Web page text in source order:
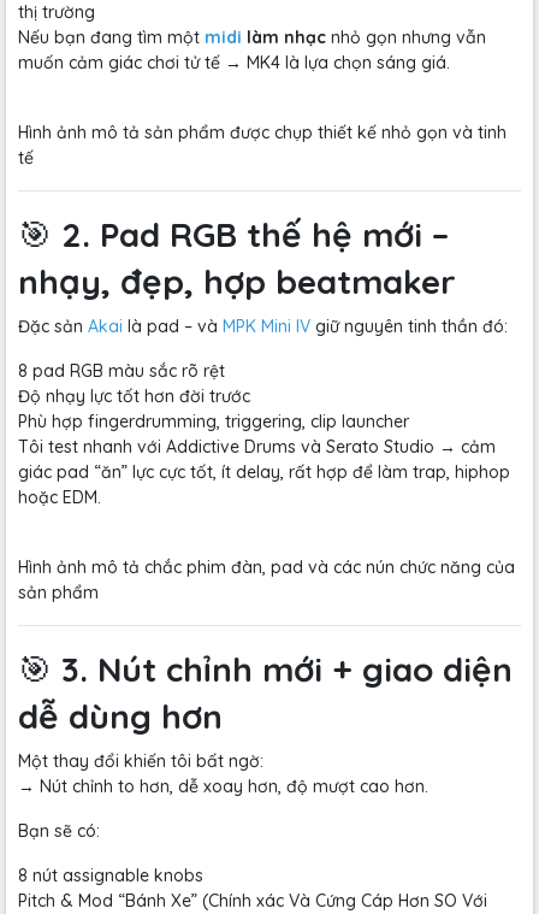
thị trường
Nếu bạn đang tìm một midi làm nhạc nhỏ gọn nhưng vẫn
muốn cảm giác chơi tử tế → MK4 là lựa chọn sáng giá.
Hình ảnh mô tả sản phẩm được chụp thiết kế nhỏ gọn và tinh
tế
🎯 2. Pad RGB thế hệ mới –
nhạy, đẹp, hợp beatmaker
Đặc sản Akai là pad – và MPK Mini IV giữ nguyên tinh thần đó:
8 pad RGB màu sắc rõ rệt
Độ nhạy lực tốt hơn đời trước
Phù hợp fingerdrumming, triggering, clip launcher
Tôi test nhanh với Addictive Drums và Serato Studio → cảm
giác pad “ăn” lực cực tốt, ít delay, rất hợp để làm trap, hiphop
hoặc EDM.
Hình ảnh mô tả chắc phim đàn, pad và các nún chức năng của
sản phẩm
🎯 3. Nút chỉnh mới + giao diện
dễ dùng hơn
Một thay đổi khiến tôi bất ngờ:
→ Nút chỉnh to hơn, dễ xoay hơn, độ mượt cao hơn.
Bạn sẽ có:
8 nút assignable knobs
Pitch & Mod “Bánh Xe” (Chính xác Và Cứng Cáp Hơn SO Với